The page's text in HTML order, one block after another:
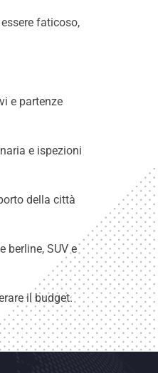
faticoso,
e partenze
e ispezioni
della città
berline, SUV e
il budget.